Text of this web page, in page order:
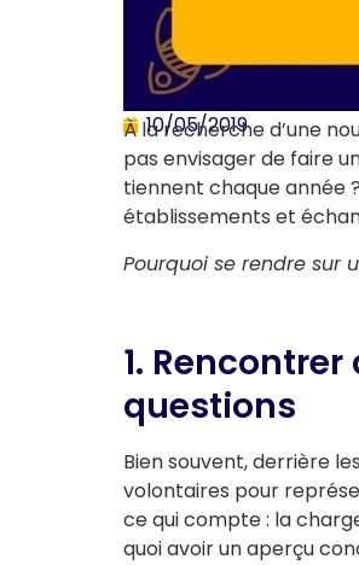
10/05/2019
À la recherche d’une
pas envisager de faire
tiennent chaque année
établissements et
Pourquoi se rendre sur
1.
questions
Bien souvent, derrière
volontaires pour
ce qui compte : la
quoi avoir un aperçu